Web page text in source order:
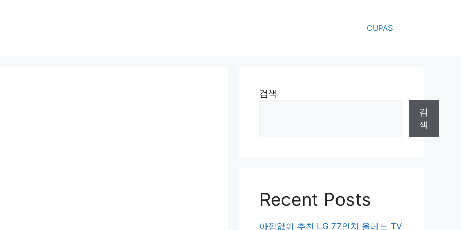
CUPAS
검색
검
색
Recent Posts
아낌없이 추천 LG 77인치 올레드 TV